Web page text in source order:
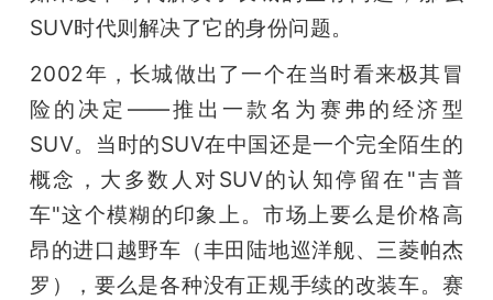
SUV时代则解决了它的身份问题。
2002年，长城做出了一个在当时看来极其冒
险的决定——推出一款名为赛弗的经济型
SUV。当时的SUV在中国还是一个完全陌生的
概念，大多数人对SUV的认知停留在"吉普
车"这个模糊的印象上。市场上要么是价格高
昂的进口越野车（丰田陆地巡洋舰、三菱帕杰
罗），要么是各种没有正规手续的改装车。赛